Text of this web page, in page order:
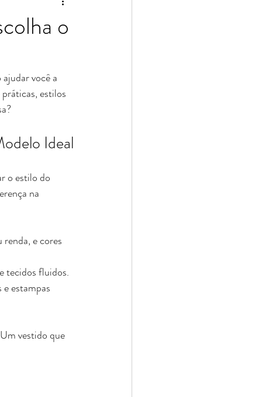
o
você a
estilos
Ideal
o estilo do
na
e cores
tecidos fluidos.
estampas
vestido que